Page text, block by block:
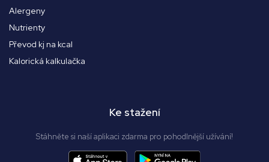
Alergeny
Nutrienty
Převod kj na kcal
Kalorická kalkulačka
Ke stažení
Stáhněte si naší aplikaci zdarma pro pohodlnější užívání!